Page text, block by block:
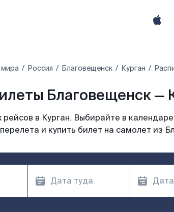
Россия Благовещенск Курган
Благовещенск —
в Курган. Выбирайте в
и купить билет на самолет из